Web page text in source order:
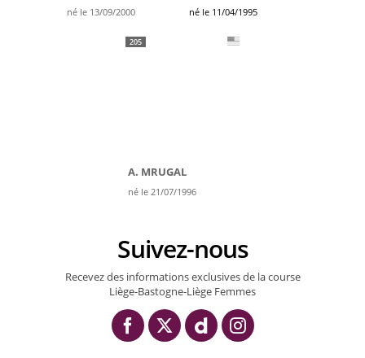
né le 13/09/2000 né le 11/04/1995
205
A. MRUGAL
né le 21/07/1996
Suivez-nous
Recevez des informations exclusives de la course
Liège-Bastogne-Liège Femmes